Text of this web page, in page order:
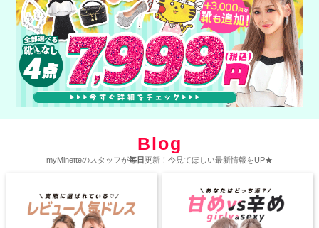
Blog
myMinetteのスタッフが毎日更新！今見てほしい最新情報をUP★